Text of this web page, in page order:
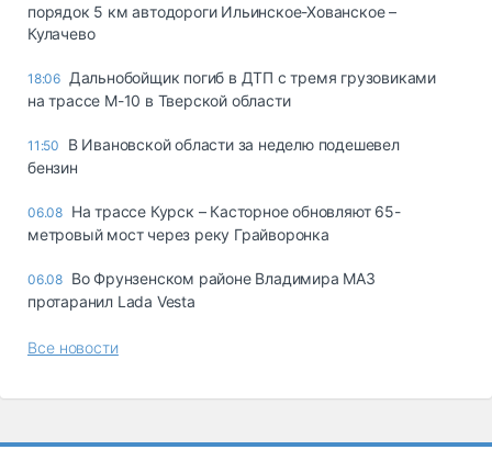
порядок 5 км автодороги Ильинское-Хованское –
Кулачево
18:06 Дальнобойщик погиб в ДТП с тремя грузовиками
на трассе М-10 в Тверской области
11:50
В Ивановской области за неделю подешевел
бензин
06.08 На трассе Курск – Касторное обновляют 65-
метровый мост через реку Грайворонка
06.08 Во Фрунзенском районе Владимира МАЗ
протаранил Lada Vesta
Все новости